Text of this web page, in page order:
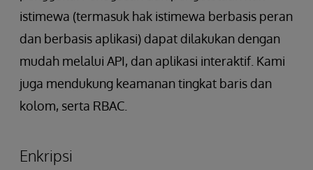
istimewa (termasuk hak istimewa berbasis peran
dan berbasis aplikasi) dapat dilakukan dengan
mudah melalui API, dan aplikasi interaktif. Kami
juga mendukung keamanan tingkat baris dan
kolom, serta RBAC.
Enkripsi